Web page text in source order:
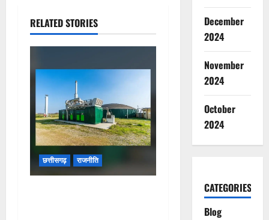
RELATED STORIES
छत्तीसगढ़ राजनीति
December
2024
November
2024
October
2024
CATEGORIES
Blog